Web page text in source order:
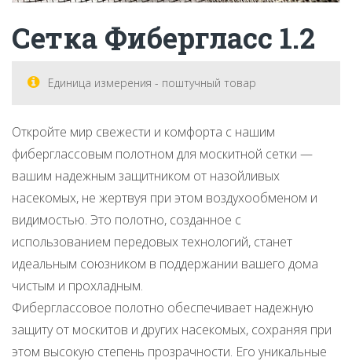
Сетка Фибергласс 1.2
Единица измерения - поштучный товар
Откройте мир свежести и комфорта с нашим
фиберглассовым полотном для москитной сетки —
вашим надежным защитником от назойливых
насекомых, не жертвуя при этом воздухообменом и
видимостью. Это полотно, созданное с
использованием передовых технологий, станет
идеальным союзником в поддержании вашего дома
чистым и прохладным.
Фиберглассовое полотно обеспечивает надежную
защиту от москитов и других насекомых, сохраняя при
этом высокую степень прозрачности. Его уникальные